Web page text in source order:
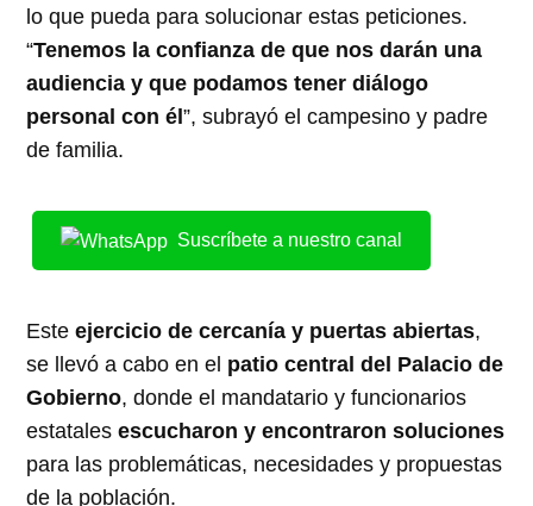
lo que pueda para solucionar estas peticiones.
“Tenemos la confianza de que nos darán una
audiencia y que podamos tener diálogo
personal con él”, subrayó el campesino y padre
de familia.
Suscríbete a nuestro canal
Esteejercicio de cercanía y puertas abiertas,
se llevó a cabo en el patio central del Palacio de
Gobierno, donde el mandatario y funcionarios
estatalesescucharon y encontraron soluciones
para las problemáticas, necesidades y propuestas
de la población.